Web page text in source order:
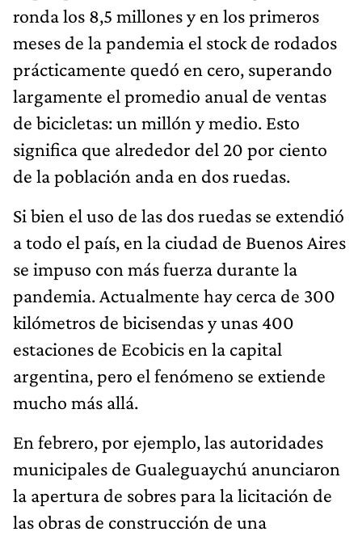
ronda los 8,5 millones y en los primeros
meses de la pandemia el stock de rodados
prácticamente quedó en cero, superando
largamente el promedio anual de ventas
de bicicletas: un millón y medio. Esto
significa que alrededor del 20 por ciento
de la población anda en dos ruedas.
Si bien el uso de las dos ruedas se extendió
a todo el país, en la ciudad de Buenos Aires
se impuso con más fuerza durante la
pandemia. Actualmente hay cerca de 300
kilómetros de bicisendas y unas 400
estaciones de Ecobicis en la capital
argentina, pero el fenómeno se extiende
mucho más allá.
En febrero, por ejemplo, las autoridades
municipales de Gualeguaychú anunciaron
la apertura de sobres para la licitación de
las obras de construcción de una